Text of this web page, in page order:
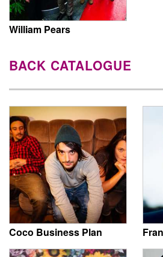
William Pears
BACK CATALOGUE
Coco Business Plan